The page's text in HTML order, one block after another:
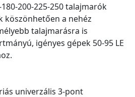
200-225-250 talajmarók
köszönhetően a nehéz
talajmarásra is
igényes gépek 50-95 LE
univerzális 3-pont